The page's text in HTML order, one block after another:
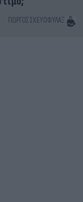
ΓΙΏΡΓΟΣ ΣΚΕΥΟΦΎΛΑΞ